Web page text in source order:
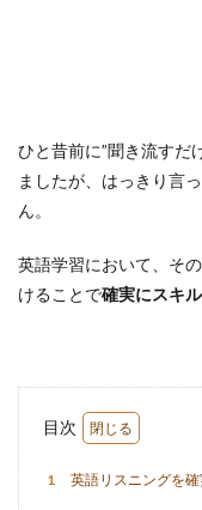
ひと昔前に”聞き流すだ
ましたが、はっきり言
ん。
英語学習において、そ
けることで確実にスキ
目次
1 英語リスニングを